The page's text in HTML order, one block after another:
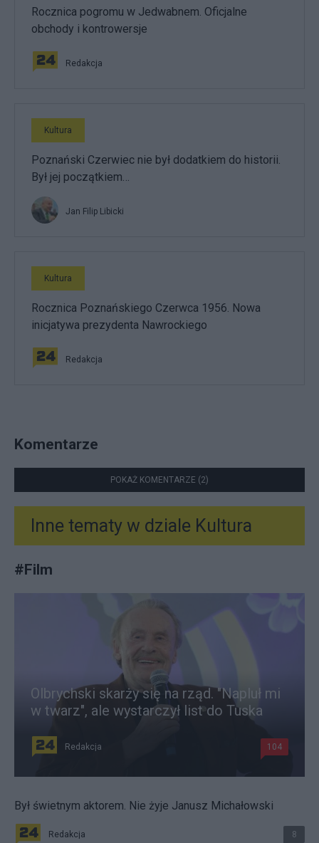
Rocznica pogromu w Jedwabnem. Oficjalne
obchody i kontrowersje
Redakcja
Kultura
Poznański Czerwiec nie był dodatkiem do historii.
Był jej początkiem…
Jan Filip Libicki
Kultura
Rocznica Poznańskiego Czerwca 1956. Nowa
inicjatywa prezydenta Nawrockiego
Redakcja
Komentarze
POKAŻ KOMENTARZE (2)
Inne tematy w dziale Kultura
#Film
Olbrychski skarży się na rząd. "Napluł mi
w twarz", ale wystarczył list do Tuska
Redakcja 104
Był świetnym aktorem. Nie żyje Janusz Michałowski
Redakcja 8